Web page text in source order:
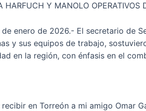
HARFUCH Y MANOLO
enero de 2026.- El secretario de
y sus equipos de trabajo,
en la región, con énfasis en el
en Torreón a mi amigo Omar